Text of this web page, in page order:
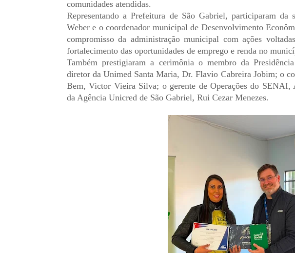
comunidades atendidas.
Representando a Prefeitura de São Gabriel, participaram da
Weber e o coordenador municipal de Desenvolvimento
compromisso da administração municipal com ações
fortalecimento das oportunidades de emprego e renda no
Também prestigiaram a cerimônia o membro da
diretor da Unimed Santa Maria, Dr. Flavio Cabreira Jobim; o
Bem, Victor Vieira Silva; o gerente de Operações do SENAI,
da Agência Unicred de São Gabriel, Rui Cezar Menezes.